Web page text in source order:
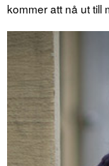
kommer att nå ut till